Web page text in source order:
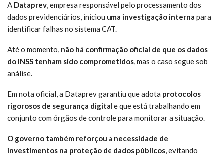
A Dataprev, empresa responsável pelo processamento dos
dados previdenciários, iniciou uma investigação interna para
identificar falhas no sistema CAT.
Até o momento, não há confirmação oficial de que os dados
do INSS tenham sido comprometidos, mas o caso segue sob
análise.
Em nota oficial, a Dataprev garantiu que adota protocolos
rigorosos de segurança digital e que está trabalhando em
conjunto com órgãos de controle para monitorar a situação.
O governo também reforçou a necessidade de
investimentos na proteção de dados públicos, evitando